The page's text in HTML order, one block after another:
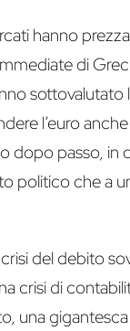
hanno
di
sottovalutato
l’euro
dopo passo, in
politico che a
del debito
crisi di
una